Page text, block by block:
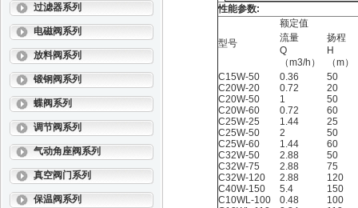
过滤器系列
电磁阀系列
放料阀系列
锻钢阀系列
蝶阀系列
调节阀系列
气动角座阀系列
真空阀门系列
保温阀系列
性能参数:
型号
额定值
流量
Q
（m3/h）
扬程
H
（m）
C15W-50
0.36 50
C20W-20
0.72 20
C20W-50
1 50
C20W-60
0.72 60
C25W-25
1.44 25
C25W-50
2 50
C25W-60
1.44 60
C32W-50
2.88 50
C32W-75
2.88 75
C32W-120
2.88 120
C40W-150
5.4 150
C10WL-100
0.48 100